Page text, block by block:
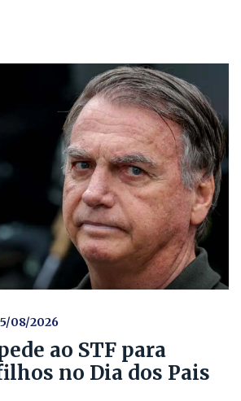
08/2026
ao STF para
no Dia dos Pais